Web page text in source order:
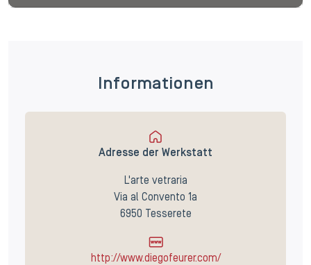
Informationen
Adresse der Werkstatt
L'arte vetraria
Via al Convento 1a
6950 Tesserete
http://www.diegofeurer.com/